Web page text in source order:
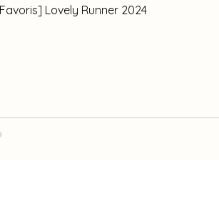
[Dramas Favoris] Lovely Runner 2024